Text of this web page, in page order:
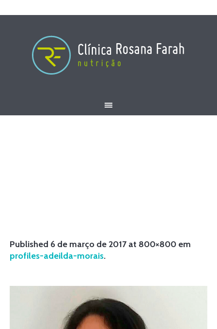
Published 6 de março de 2017 at 800×800 em
profiles-adeilda-morais.